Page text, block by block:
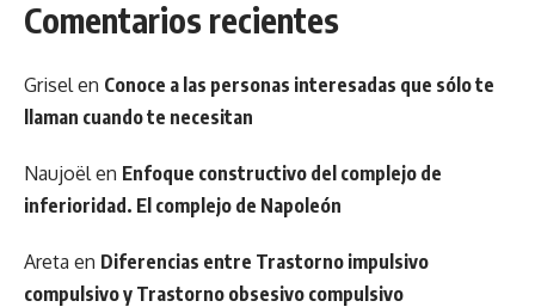
Comentarios recientes
Griselen Conoce a las personas interesadas que sólo te
llaman cuando te necesitan
Naujoëlen Enfoque constructivo del complejo de
inferioridad. El complejo de Napoleón
Areta en Diferencias entre Trastorno impulsivo
compulsivo y Trastorno obsesivo compulsivo